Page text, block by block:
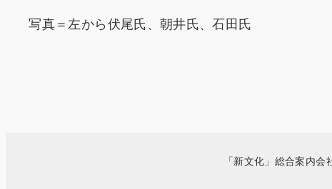
写真＝左から伏尾氏、朝井氏、石田氏
「新文化」総合案内会